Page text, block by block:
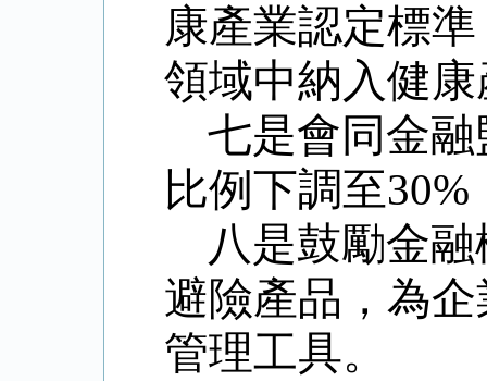
康產業認定標
領域中納入健
七是會同金
比例下調至30%
八是鼓勵金
避險產品，為
管理工具。